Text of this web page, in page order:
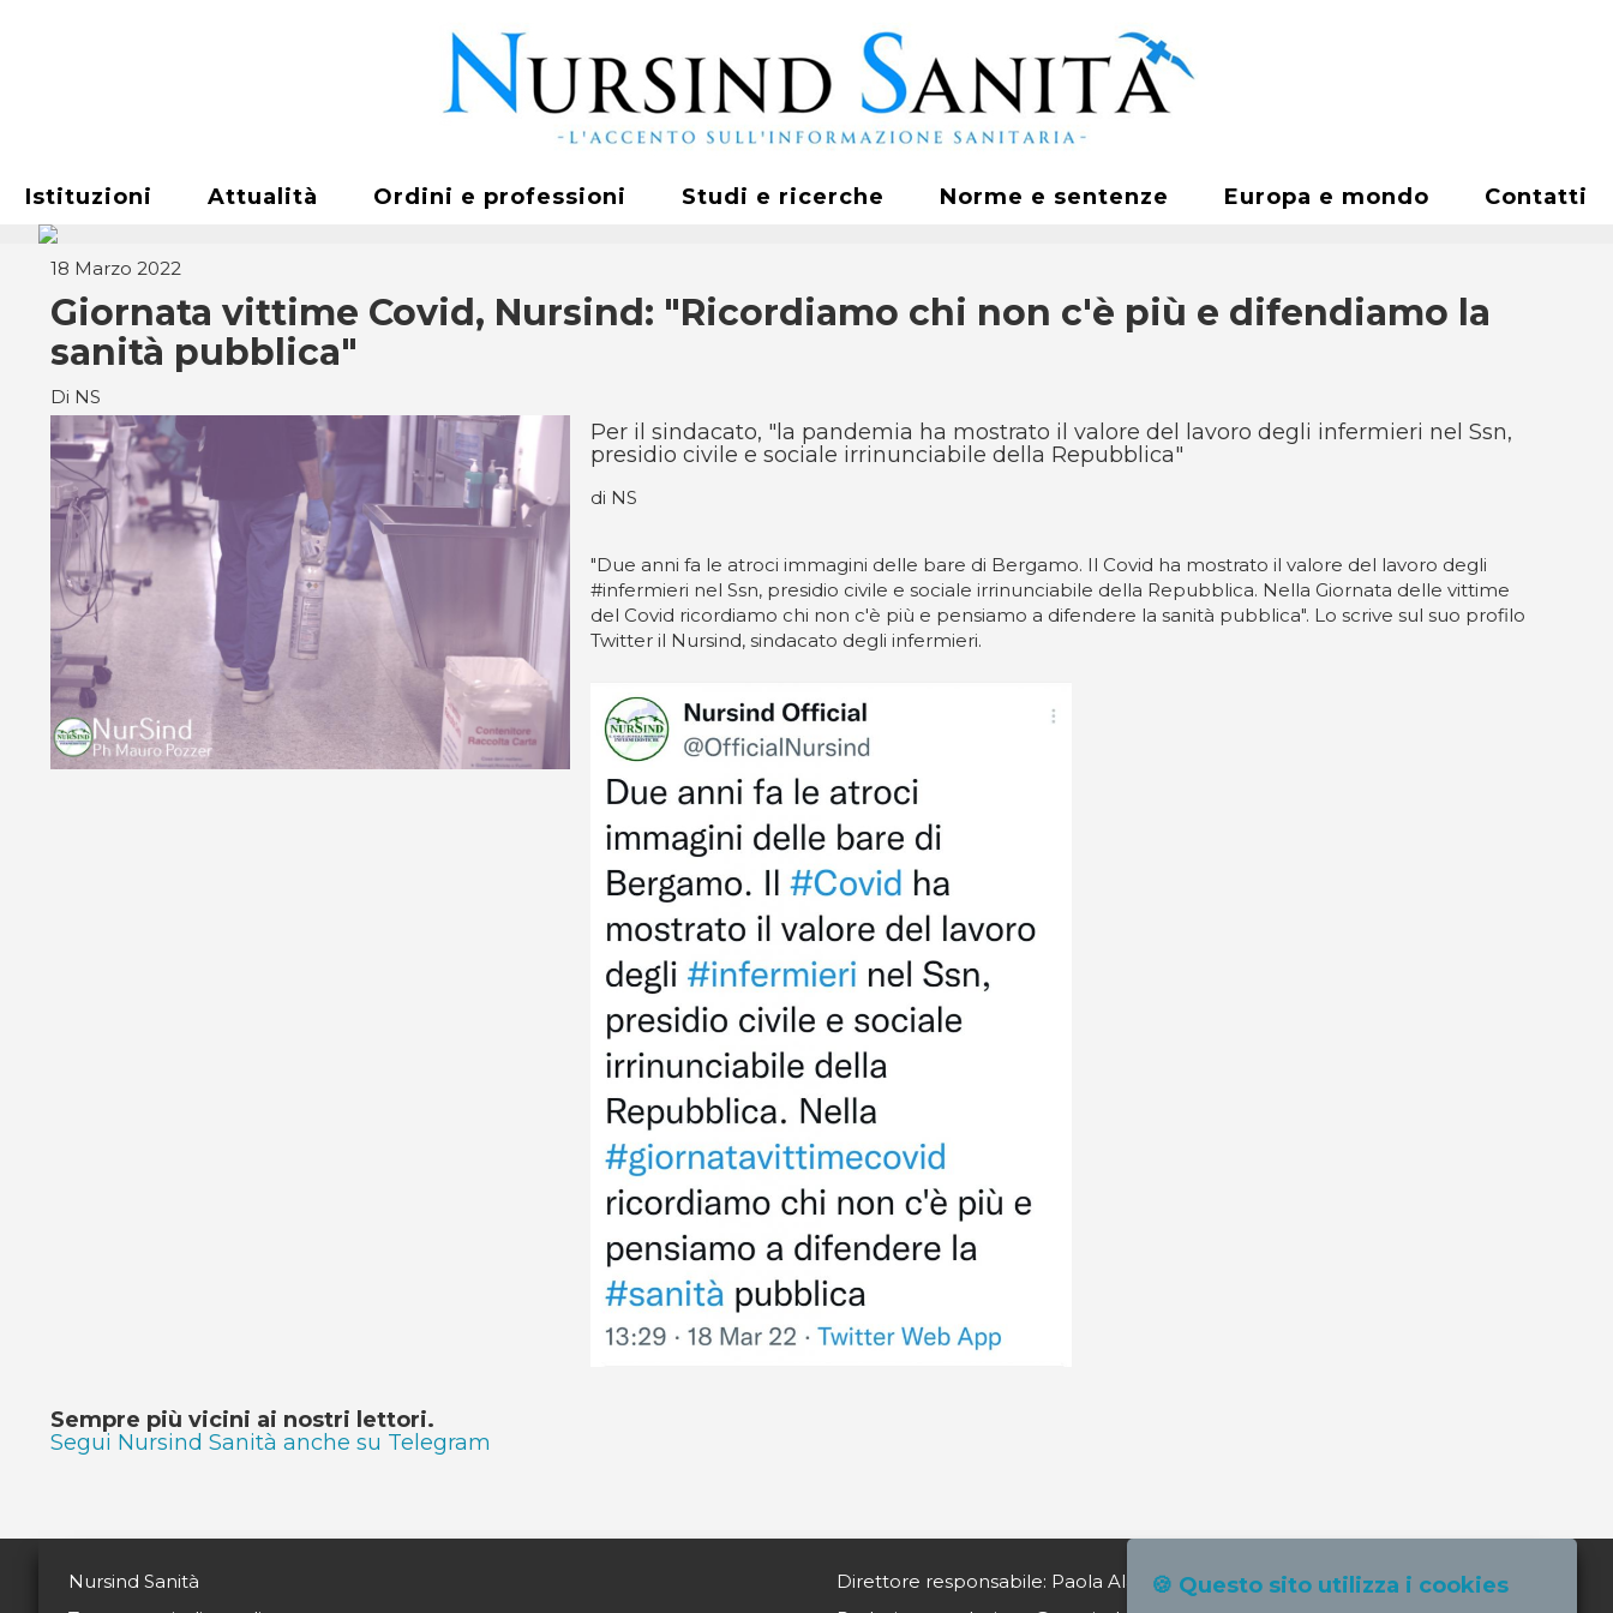
Istituzioni Attualità Ordini e professioni Studi e ricerche Norme e sentenze Europa e mondo Contatti
18 Marzo 2022
Giornata vittime Covid, Nursind: "Ricordiamo chi non c'è più e difendiamo la
sanità pubblica"
Di NS
Per il sindacato, "la pandemia ha mostrato il valore del lavoro degli infermieri nel Ssn,
presidio civile e sociale irrinunciabile della Repubblica"
di NS
"Due anni fa le atroci immagini delle bare di Bergamo. Il Covid ha mostrato il valore del lavoro degli
#infermieri nel Ssn, presidio civile e sociale irrinunciabile della Repubblica. Nella Giornata delle vittime
del Covid ricordiamo chi non c'è più e pensiamo a difendere la sanità pubblica". Lo scrive sul suo profilo
Twitter il Nursind, sindacato degli infermieri.
Sempre più vicini ai nostri lettori.
Segui Nursind Sanità anche su Telegram
Nursind Sanità
Direttore responsabile: Paola Alagia direttore@nursindsanita.it
🍪 Questo sito utilizza i cookies